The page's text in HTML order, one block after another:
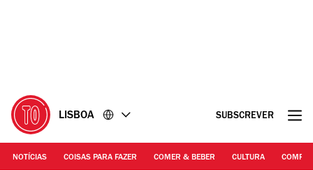
LISBOA SUBSCREVER
NOTÍCIAS COISAS PARA FAZER COMER & BEBER CULTURA